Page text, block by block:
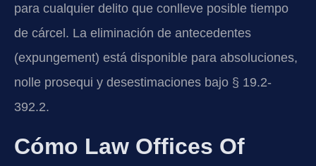
para cualquier delito que conlleve posible tiempo
de cárcel. La eliminación de antecedentes
(expungement) está disponible para absoluciones,
nolle prosequi y desestimaciones bajo § 19.2-
392.2.
Cómo Law Offices Of